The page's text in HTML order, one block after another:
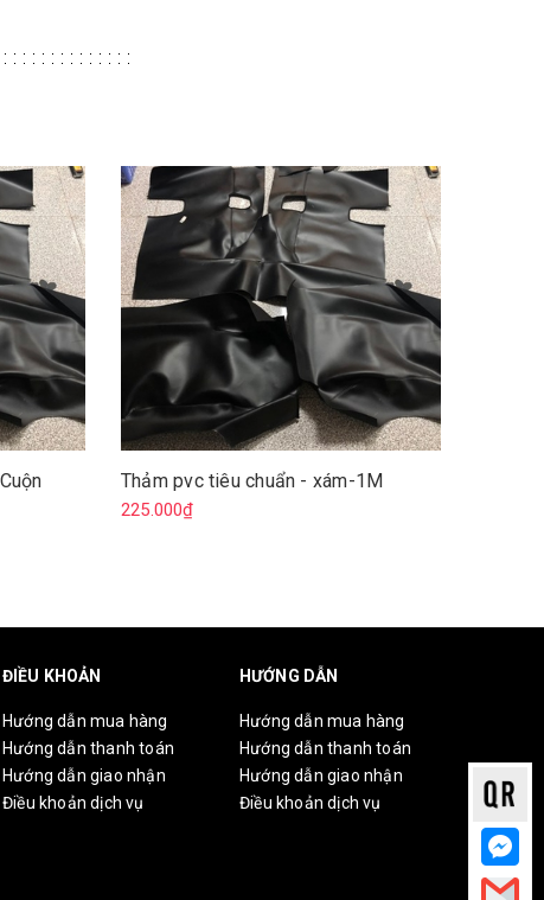
Thảm pvc tiêu chuẩn - xám-1M
225.000₫
ĐIỀU KHOẢN
Hướng dẫn mua hàng
Hướng dẫn thanh toán
Hướng dẫn giao nhận
Điều khoản dịch vụ
HƯỚNG DẪN
Hướng dẫn mua hàng
Hướng dẫn thanh toán
Hướng dẫn giao nhận
Điều khoản dịch vụ